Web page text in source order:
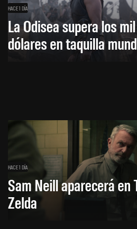
HACE 1 DÍA
La Odisea supera los
dólares en taquilla
HACE 1 DÍA
Sam Neill aparecerá en
Zelda